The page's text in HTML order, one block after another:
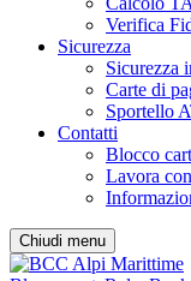
Verifica
Sicurezza
Sicurezza
Carte di
Sportello
Contatti
Blocco
Lavora
Chiudi menu